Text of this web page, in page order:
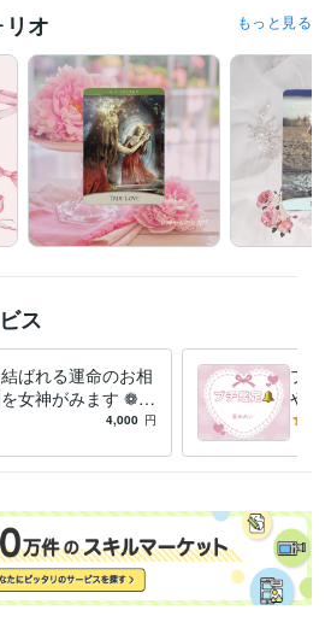
オ もっと見る
ス
ばれる運命のお相
女神がみます ❁メ
版❁恋愛❁結婚❁出
4,000 円
プチ
やカ
分